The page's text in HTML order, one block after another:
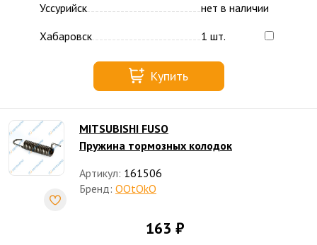
Уссурийск
нет в наличии
Хабаровск
1 шт.
Купить
MITSUBISHI FUSO
Пружина тормозных колодок
Артикул: 161506
Бренд: OOtOkO
163 ₽